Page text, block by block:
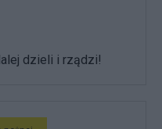
dzieli i rządzi!